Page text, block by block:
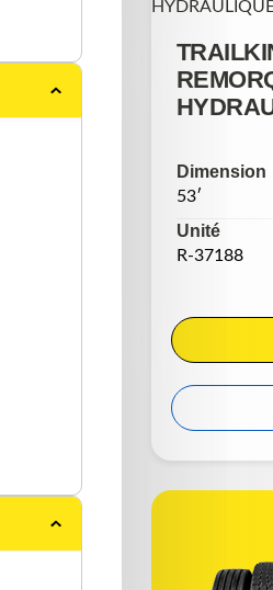
Dimension
53′
Unité
R-37188